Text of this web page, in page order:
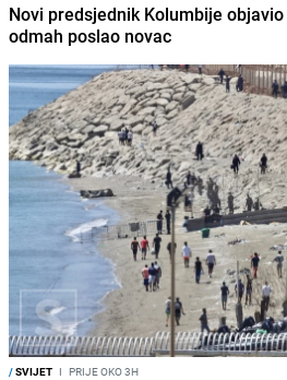
Novi predsjednik Kolumbije
odmah poslao novac
/SVIJET I PRIJE OKO 3H